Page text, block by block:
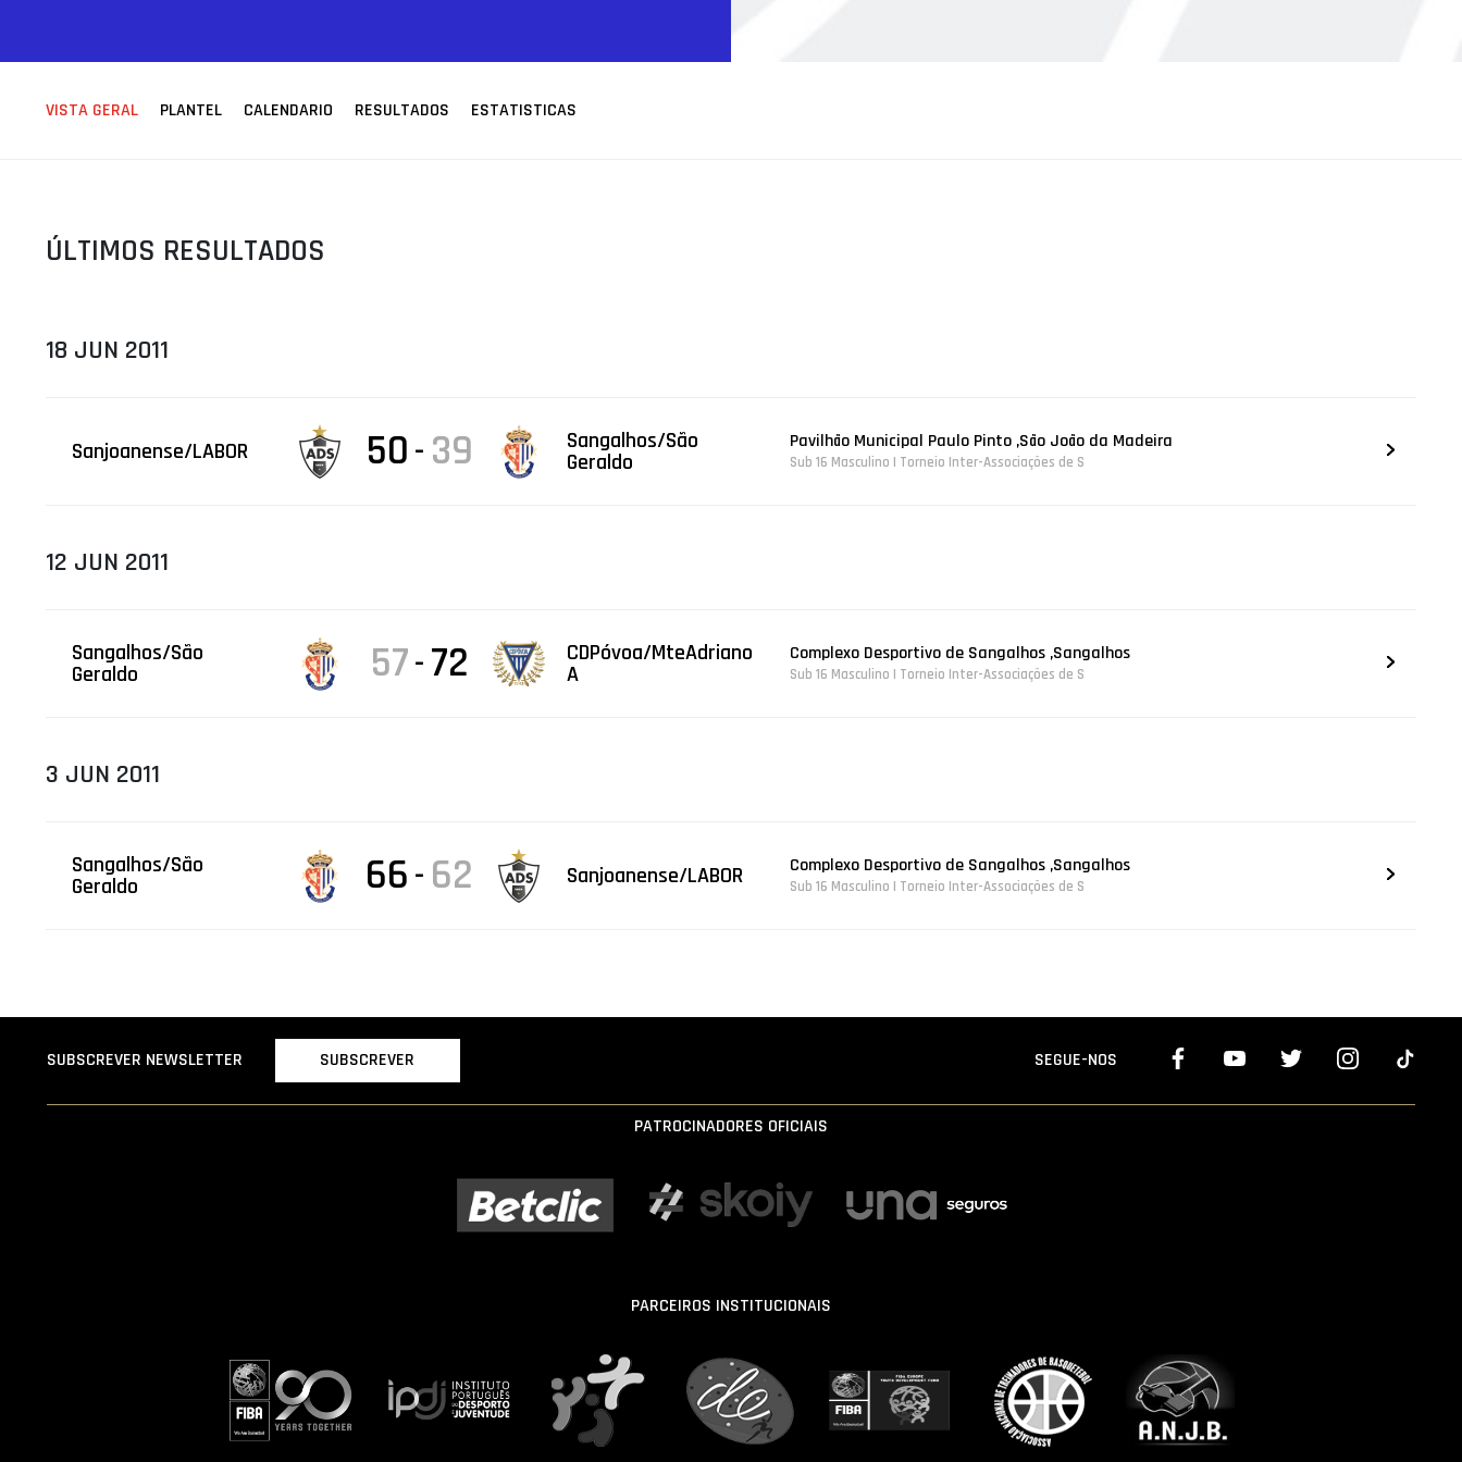
PROJETOS
VISTA GERAL PLANTEL CALENDARIO RESULTADOS ESTATISTICAS
ÚLTIMOS RESULTADOS
18 JUN 2011
Sanjoanense/LABOR 50 - 39 Sangalhos/São
Geraldo
Pavilhão Municipal Paulo Pinto ,São João da Madeira
Sub 16 Masculino | Torneio Inter-Associações de S
12 JUN 2011
Sangalhos/São
Geraldo 57- 72 CDPóvoa/MteAdriano
A
Complexo Desportivo de Sangalhos ,Sangalhos
Sub 16 Masculino | Torneio Inter-Associações de S
3 JUN 2011
Sangalhos/São
Geraldo 66 - 62 Sanjoanense/LABOR Complexo Desportivo de Sangalhos ,Sangalhos
Sub 16 Masculino | Torneio Inter-Associações de S
SUBSCREVER NEWSLETTER SUBSCREVER SEGUE-NOS
PATROCINADORES OFICIAIS
PARCEIROS INSTITUCIONAIS